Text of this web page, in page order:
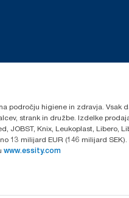
področju higiene in zdravja.
strank in družbe. Izdelke
Knix, Leukoplast, Libero,
13 milijard EUR (146 milijard
www.essity.com